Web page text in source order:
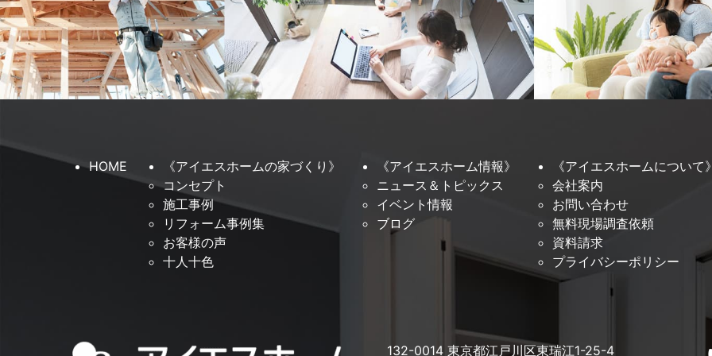
HOME
《アイエスホームの家づくり》
コンセプト
施工事例
リフォーム事例集
お客様の声
十人十色
《アイエスホーム情報》
ニュース＆トピックス
イベント情報
ブログ
《アイエスホームについて
会社案内
お問い合わせ
無料現場調査依頼
資料請求
プライバシーポリシー
132-0014 東京都江戸川区東瑞江1-25-4